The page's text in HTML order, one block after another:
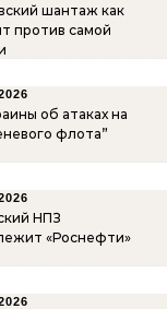
шантаж как
против самой
об атаках на
флота”
НПЗ
«Роснефти»